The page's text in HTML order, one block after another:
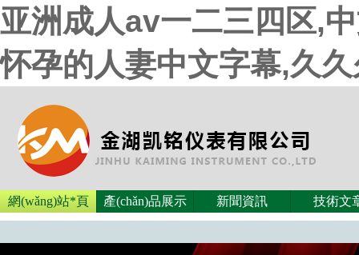
亚洲成人av一二三四区,
怀孕的人妻中文字幕,久
網(wǎng)站*頁 產(chǎn)品展示 新聞資訊 技術文